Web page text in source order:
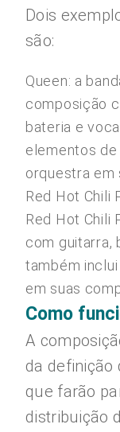
Dois
são:
Queen: a
composição
bateria e
elementos
orquestra em
Red Hot Chili
Red Hot Chili
com guitarra,
também
em suas
Como
A
da definição
que farão
distribuição